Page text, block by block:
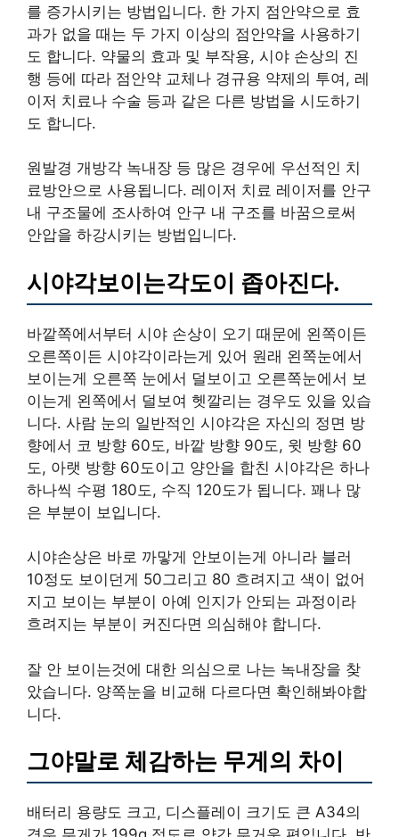
를 증가시키는 방법입니다. 한 가지 점안약으로 효
과가 없을 때는 두 가지 이상의 점안약을 사용하기
도 합니다. 약물의 효과 및 부작용, 시야 손상의 진
행 등에 따라 점안약 교체나 경규용 약제의 투여, 레
이저 치료나 수술 등과 같은 다른 방법을 시도하기
도 합니다.
원발경 개방각 녹내장 등 많은 경우에 우선적인 치
료방안으로 사용됩니다. 레이저 치료 레이저를 안구
내 구조물에 조사하여 안구 내 구조를 바꿈으로써
안압을 하강시키는 방법입니다.
시야각보이는각도이 좁아진다.
바깥쪽에서부터 시야 손상이 오기 때문에 왼쪽이든
오른쪽이든 시야각이라는게 있어 원래 왼쪽눈에서
보이는게 오른쪽 눈에서 덜보이고 오른쪽눈에서 보
이는게 왼쪽에서 덜보여 헷깔리는 경우도 있을 있습
니다. 사람 눈의 일반적인 시야각은 자신의 정면 방
향에서 코 방향 60도, 바깥 방향 90도, 윗 방향 60
도, 아랫 방향 60도이고 양안을 합친 시야각은 하나
하나씩 수평 180도, 수직 120도가 됩니다. 꽤나 많
은 부분이 보입니다.
시야손상은 바로 까맣게 안보이는게 아니라 블러
10정도 보이던게 50그리고 80 흐려지고 색이 없어
지고 보이는 부분이 아예 인지가 안되는 과정이라
흐려지는 부분이 커진다면 의심해야 합니다.
잘 안 보이는것에 대한 의심으로 나는 녹내장을 찾
았습니다. 양쪽눈을 비교해 다르다면 확인해봐야합
니다.
그야말로 체감하는 무게의 차이
배터리 용량도 크고, 디스플레이 크기도 큰 A34의